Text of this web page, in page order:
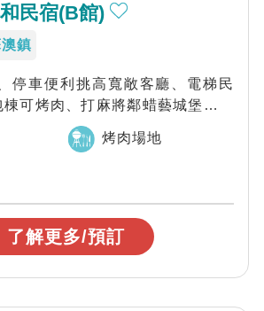
民宿(B館)
鎮
停車便利挑高寬敞客廳、電梯民
可烤肉、打麻將鄰蜡藝城堡、一
武荖坑遊樂區、蘇澳冷泉公...
烤肉場地
了解更多/預訂